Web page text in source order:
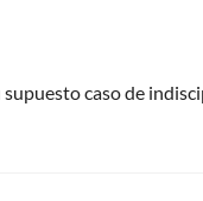
supuesto caso de